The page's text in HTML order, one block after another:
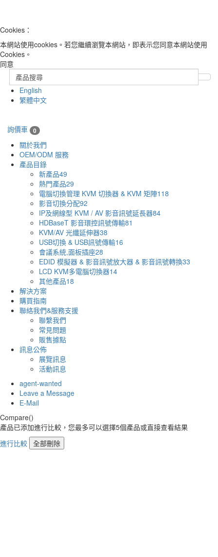
Cookies：
本網站使用cookies。若您繼續瀏覽本網站，即表示您同意本網站使用
Cookies。
同意
English
繁體中文
詢價車 0
關於我們
OEM/ODM 服務
產品目錄
新產品49
熱門產品29
電腦切換管理 KVM 切換器 & KVM 矩陣118
影音切換分配92
IP及網線型 KVM / AV 影音訊號延長器84
HDBaseT 影音環控訊號傳輸81
KVM/AV 光纖延伸器38
USB切換 & USB訊號傳輸16
會議系統,面板插座28
EDID 模擬器 & 影音訊號放大器 & 影音訊號轉換33
LCD KVM多電腦切換器14
其他產品18
解決方案
購買指南
聯絡我們&服務支援
聯繫我們
常見問題
販售據點
訊息公佈
展覽訊息
活動訊息
agent-wanted
Leave a Message
E-Mail
Compare()
產品已添加進行比較，您最多可以選擇5個產品或直接查看結果
進行比較 全部刪除